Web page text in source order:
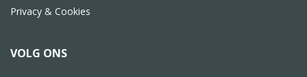
Privacy & Cookies
VOLG ONS